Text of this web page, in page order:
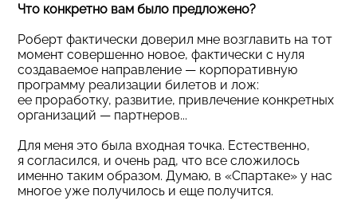
Что конкретно вам было предложено?
Роберт фактически доверил мне возглавить на тот
момент совершенно новое, фактически с нуля
создаваемое направление — корпоративную
программу реализации билетов и лож:
ее проработку, развитие, привлечение конкретных
организаций — партнеров...
Для меня это была входная точка. Естественно,
я согласился, и очень рад, что все сложилось
именно таким образом. Думаю, в «Спартаке» у нас
многое уже получилось и еще получится.